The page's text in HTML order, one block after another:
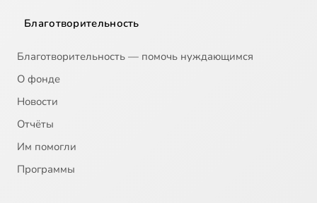
Благотворительность
Благотворительность — помочь нуждающимся
О фонде
Новости
Отчёты
Им помогли
Программы